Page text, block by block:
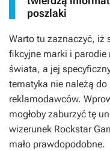
poszlaki
Warto tu zaznaczyć, iż
fikcyjne marki i
świata, a jej
tematyka nie należą do
reklamodawców.
mogłoby zaburzyć tę
wizerunek Rockstar
mało prawdopodobne.